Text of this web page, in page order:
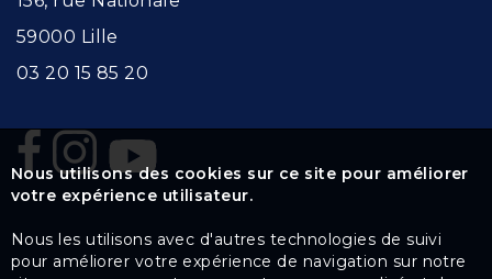
59000 Lille
03 20 15 85 20
Nous utilisons des cookies sur ce site pour améliorer
votre expérience utilisateur.
Nous les utilisons avec d'autres technologies de suivi
pour améliorer votre expérience de navigation sur notre